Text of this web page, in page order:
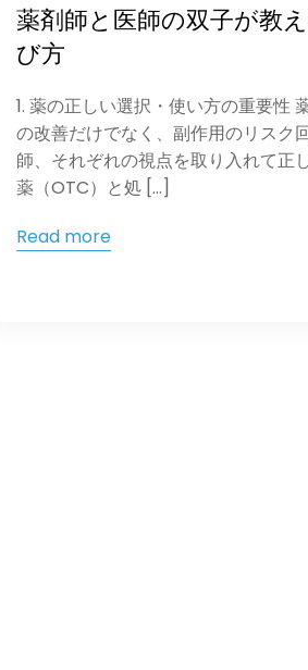
薬剤師と医師の双子が教
び方
1. 薬の正しい選択・使い方の重要性
の改善だけでなく、副作用のリスク
師、それぞれの視点を取り入れて正
薬（OTC）と処 […]
Read more